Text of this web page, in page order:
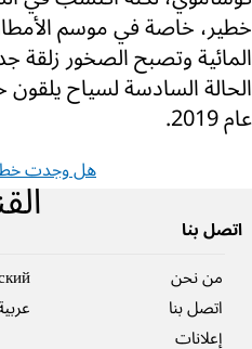
خطير، خاصة في موسم
المائية وتصبح الصخور زلقة
الحالة السادسة لسياح
عام 2019.
هل وجدت
اتصل بنا
من نحن
اتصل بنا
إعلانات